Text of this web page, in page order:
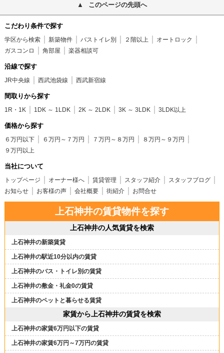
このページの先頭へ
こだわり条件で探す
学区から検索 新築物件 バストイレ別 ２階以上
オートロック
ガスコンロ
角部屋 楽器相談可
沿線で探す
JR中央線 西武池袋線 西武新宿線
間取りから探す
1R・1K 1DK ～ 1LDK 2K ～ 2LDK 3K ～ 3LDK 3LDK以上
価格から探す
６万円以下 ６万円～７万円 ７万円～８万円
８万円～９万円
９万円以上
当社について
トップページ オーナー様へ 賃貸管理 スタッフ紹介
スタッフブログ
お知らせ
お客様の声 会社概要 街紹介 お問合せ
上石神井の賃貸物件を探す
上石神井の人気賃貸を検索
上石神井の新築賃貸
上石神井の駅近10分以内の賃貸
上石神井のバス・トイレ別の賃貸
上石神井の敷金・礼金0の賃貸
上石神井のペットと暮らせる賃貸
家賃から上石神井の賃貸を検索
上石神井の家賃6万円以下の賃貸
上石神井の家賃6万円～7万円の賃貸